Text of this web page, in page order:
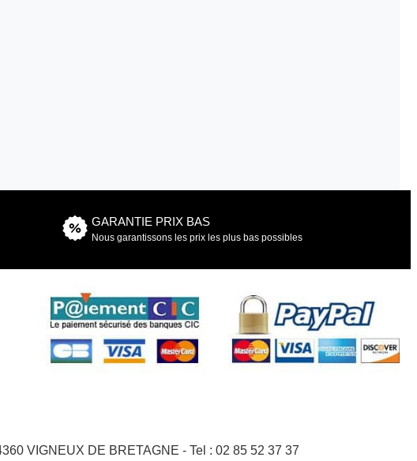
GARANTIE PRIX BAS
Nous garantissons les prix les plus bas possibles
VIGNEUX DE BRETAGNE - Tel : 02 85 52 37 37